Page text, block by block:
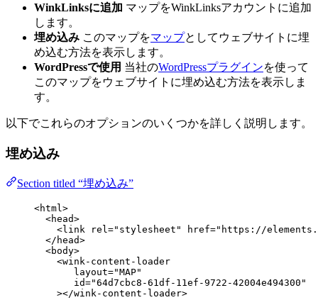
WinkLinksに追加 マップをWinkLinksアカウントに追加
します。
埋め込み このマップをマップとしてウェブサイトに埋
め込む方法を表示します。
WordPressで使用 当社のWordPressプラグインを使って
このマップをウェブサイトに埋め込む方法を表示しま
す。
以下でこれらのオプションのいくつかを詳しく説明します。
埋め込み
Section titled “埋め込み”
<html>
<head>
<link rel=" stylesheet " href=" https://
</ head>
<body>
<wink-content-loader
layout="MAP"
id="64d7cbc8-61df-11ef-9722-42004e494300 "
></wink-content-loader>